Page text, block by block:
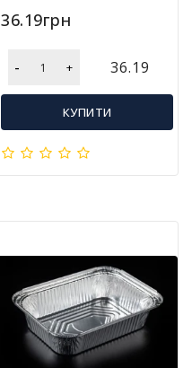
36.19грн
- + 36.19
КУПИТИ